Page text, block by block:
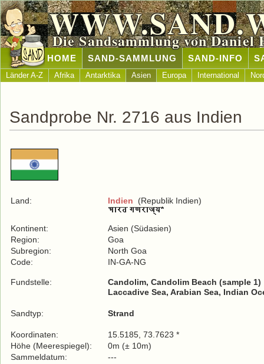
Die Sandsammlung von Daniel
HOME SAND-SAMMLUNG SAND-INFO
Länder A-Z Afrika Antarktika Asien Europa International
Sandprobe Nr. 2716 aus Indien
Land: Indien (Republik Indien)
Kontinent:
Asien (Südasien)
Region:
Goa
Subregion:
North Goa
Code:
IN-GA-NG
Fundstelle:
Candolim, Candolim Beach (sample 1)
Laccadive Sea, Arabian Sea, Indian
Sandtyp: Strand
Koordinaten:
15.5185, 73.7623 *
Höhe (Meerespiegel):
0m (± 10m)
Sammeldatum:
---